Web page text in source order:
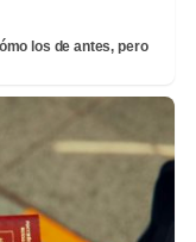
los de antes, pero